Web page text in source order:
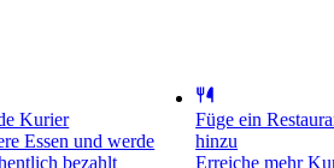
Kurier
Essen und werde
bezahlt
Füge ein
hinzu
Erreiche mehr